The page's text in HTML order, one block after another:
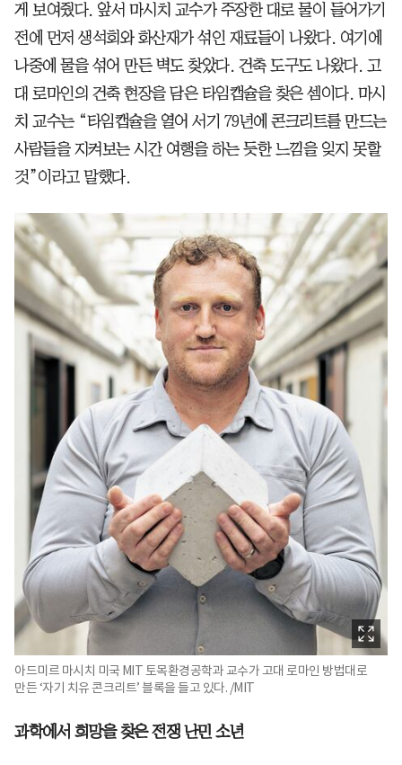
게 보여줬다. 앞서 마시치 교수가 주장한 대로 물이 들어가기
전에 먼저 생석회와 화산재가 섞인 재료들이 나왔다. 여기에
나중에 물을 섞어 만든 벽도 찾았다. 건축 도구도 나왔다. 고
대 로마인의 건축 현장을 담은 타임캡슐을 찾은 셈이다. 마시
치 교수는 “타임캡슐을 열어 서기 79년에 콘크리트를 만드는
사람들을 지켜보는 시간 여행을 하는 듯한 느낌을 잊지 못할
것”이라고 말했다.
아드미르 마시치 미국 M⁯IT 토목환경공학과 교수가 고대 로마인 방법대로
만든 ‘자기 치유 콘크리트’ 블록을 들고 있다. /MIT
과학에서 희망을 찾은 전쟁 난민 소년